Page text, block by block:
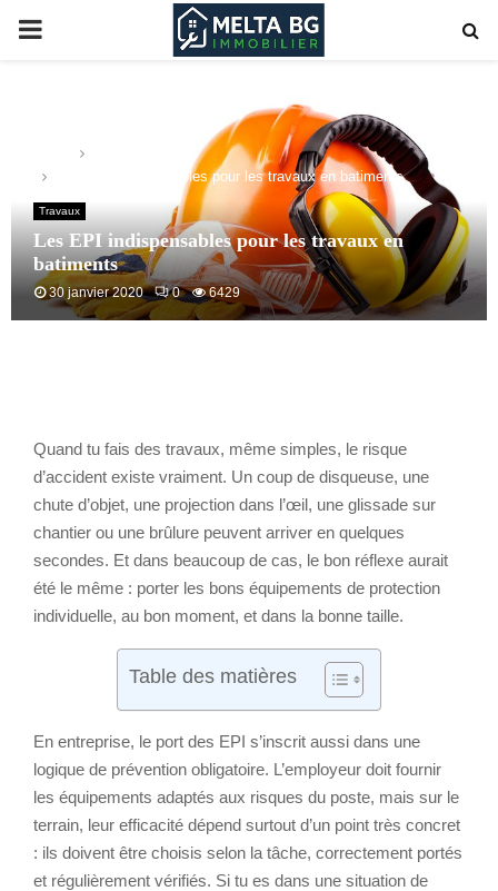
PRIMARY
Les EPI indispensables pour les travaux en batiments
Travaux
Les EPI indispensables pour les travaux en
batiments
30 janvier 2020 0 6429
Quand tu fais des travaux, même simples, le risque
d’accident existe vraiment. Un coup de disqueuse, une
chute d’objet, une projection dans l’œil, une glissade sur
chantier ou une brûlure peuvent arriver en quelques
secondes. Et dans beaucoup de cas, le bon réflexe aurait
été le même : porter les bons équipements de protection
individuelle, au bon moment, et dans la bonne taille.
Table des matières
En entreprise, le port des EPI s’inscrit aussi dans une
logique de prévention obligatoire. L’employeur doit fournir
les équipements adaptés aux risques du poste, mais sur le
terrain, leur efficacité dépend surtout d’un point très concret
: ils doivent être choisis selon la tâche, correctement portés
et régulièrement vérifiés. Si tu es dans une situation de